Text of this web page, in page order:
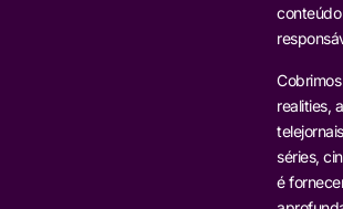
realities,
séries,
é